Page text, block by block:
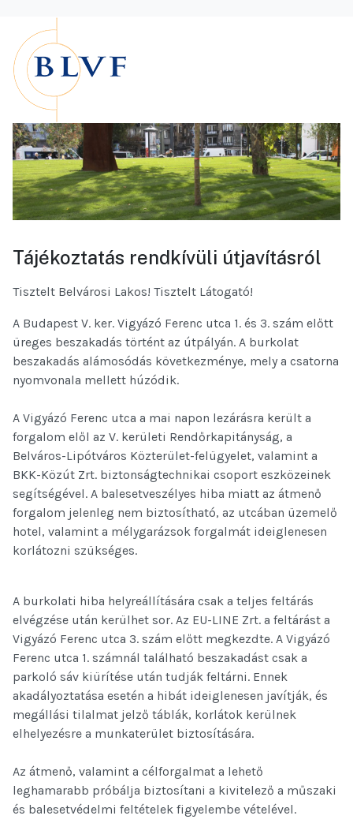
Tájékoztatás rendkívüli útjavításról
Tisztelt Belvárosi Lakos! Tisztelt Látogató!
A Budapest V. ker. Vigyázó Ferenc utca 1. és 3. szám előtt
üreges beszakadás történt az útpályán. A burkolat
beszakadás alámosódás következménye, mely a csatorna
nyomvonala mellett húzódik.
A Vigyázó Ferenc utca a mai napon lezárásra került a
forgalom elől az V. kerületi Rendőrkapitányság, a
Belváros-Lipótváros Közterület-felügyelet, valamint a
BKK-Közút Zrt. biztonságtechnikai csoport eszközeinek
segítségével. A balesetveszélyes hiba miatt az átmenő
forgalom jelenleg nem biztosítható, az utcában üzemelő
hotel, valamint a mélygarázsok forgalmát ideiglenesen
korlátozni szükséges.
A burkolati hiba helyreállítására csak a teljes feltárás
elvégzése után kerülhet sor. Az EU-LINE Zrt. a feltárást a
Vigyázó Ferenc utca 3. szám előtt megkezdte. A Vigyázó
Ferenc utca 1. számnál található beszakadást csak a
parkoló sáv kiürítése után tudják feltárni. Ennek
akadályoztatása esetén a hibát ideiglenesen javítják, és
megállási tilalmat jelző táblák, korlátok kerülnek
elhelyezésre a munkaterület biztosítására.
Az átmenő, valamint a célforgalmat a lehető
leghamarabb próbálja biztosítani a kivitelező a műszaki
és balesetvédelmi feltételek figyelembe vételével.